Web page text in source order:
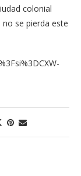
colonial
se pierda este